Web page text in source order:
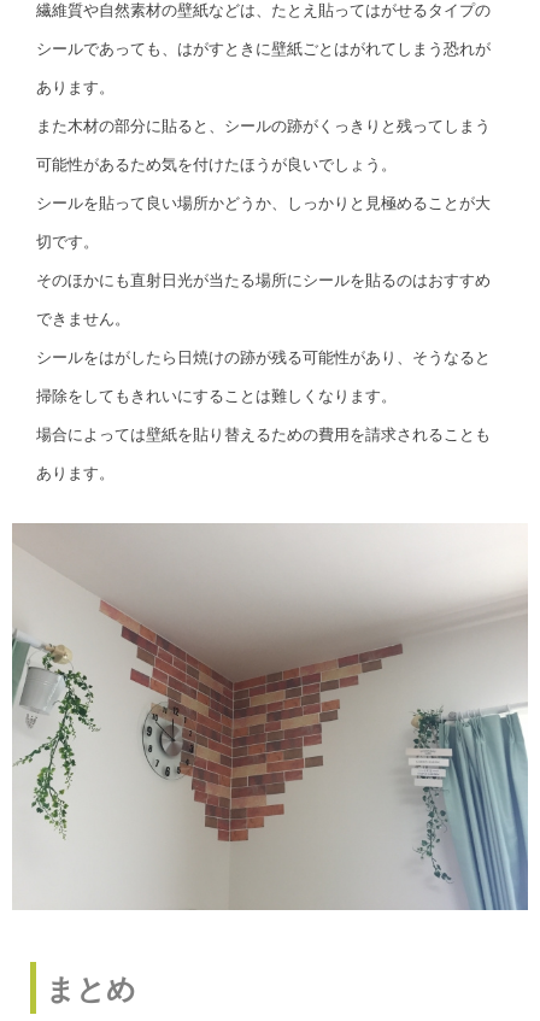
繊維質や自然素材の壁紙などは、たとえ貼ってはがせるタイプの
シールであっても、はがすときに壁紙ごとはがれてしまう恐れが
あります。
また木材の部分に貼ると、シールの跡がくっきりと残ってしまう
可能性があるため気を付けたほうが良いでしょう。
シールを貼って良い場所かどうか、しっかりと見極めることが大
切です。
そのほかにも直射日光が当たる場所にシールを貼るのはおすすめ
できません。
シールをはがしたら日焼けの跡が残る可能性があり、そうなると
掃除をしてもきれいにすることは難しくなります。
場合によっては壁紙を貼り替えるための費用を請求されることも
あります。
まとめ